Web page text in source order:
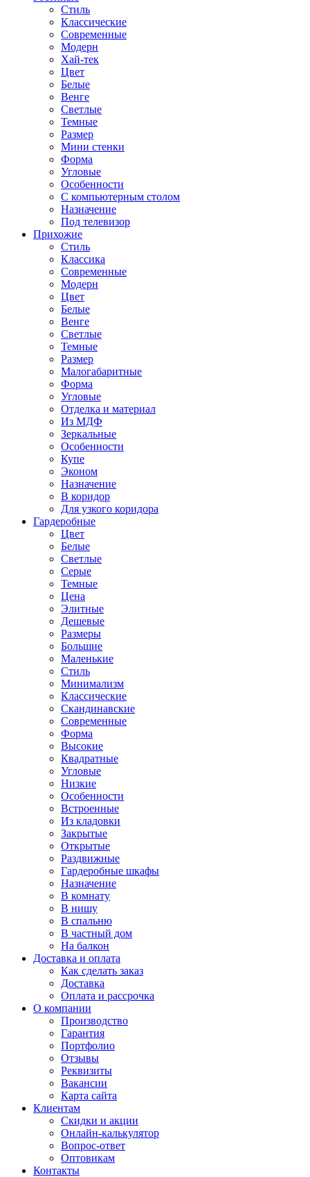
Стиль
Классические
Современные
Модерн
Хай-тек
Цвет
Белые
Венге
Светлые
Темные
Размер
Мини стенки
Форма
Угловые
Особенности
С компьютерным столом
Назначение
Под телевизор
Прихожие
Стиль
Классика
Современные
Модерн
Цвет
Белые
Венге
Светлые
Темные
Размер
Малогабаритные
Форма
Угловые
Отделка и материал
Из МДФ
Зеркальные
Особенности
Купе
Эконом
Назначение
В коридор
Для узкого коридора
Гардеробные
Цвет
Белые
Светлые
Серые
Темные
Цена
Элитные
Дешевые
Размеры
Большие
Маленькие
Стиль
Минимализм
Классические
Скандинавские
Современные
Форма
Высокие
Квадратные
Угловые
Низкие
Особенности
Встроенные
Из кладовки
Закрытые
Открытые
Раздвижные
Гардеробные шкафы
Назначение
В комнату
В нишу
В спальню
В частный дом
На балкон
Доставка и оплата
Как сделать заказ
Доставка
Оплата и рассрочка
О компании
Производство
Гарантия
Портфолио
Отзывы
Реквизиты
Вакансии
Карта сайта
Клиентам
Скидки и акции
Онлайн-калькулятор
Вопрос-ответ
Оптовикам
Контакты